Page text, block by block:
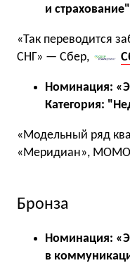
и
«Так переводится
СНГ» — Сбер,
Номинация:
Категория:
«Модельный ряд
«Меридиан»,
Бронза
Номинация:
в